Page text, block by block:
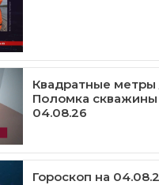
Квадратные метры
Поломка
04.08.26
Гороскоп на